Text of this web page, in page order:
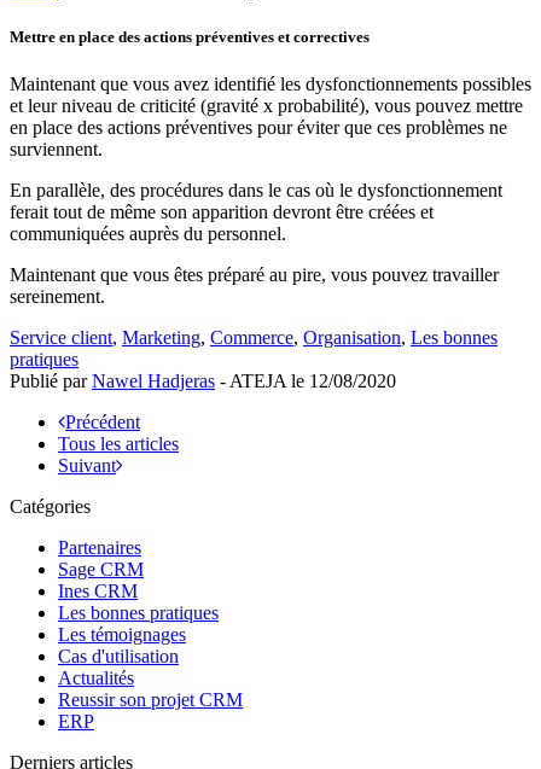
Mettre en place des actions préventives et correctives
Maintenant que vous avez identifié les dysfonctionnements possibles
et leur niveau de criticité (gravité x probabilité), vous pouvez mettre
en place des actions préventives pour éviter que ces problèmes ne
surviennent.
En parallèle, des procédures dans le cas où le dysfonctionnement
ferait tout de même son apparition devront être créées et
communiquées auprès du personnel.
Maintenant que vous êtes préparé au pire, vous pouvez travailler
sereinement.
Service client, Marketing, Commerce, Organisation, Les bonnes
pratiques
Publié parNawel Hadjeras - ATEJA le 12/08/2020
Précédent
Tous les articles
Suivant
Catégories
Partenaires
Sage CRM
Ines CRM
Les bonnes pratiques
Les témoignages
Cas d'utilisation
Actualités
Reussir son projet CRM
ERP
Derniers articles